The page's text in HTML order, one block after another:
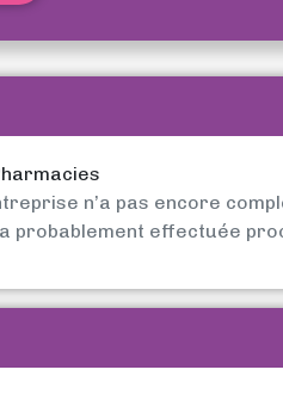
n’a pas encore
probablement effectuée